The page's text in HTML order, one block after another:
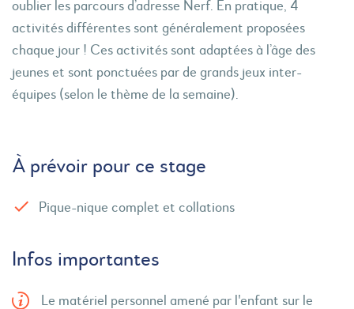
oublier les parcours d’adresse Nerf. En pratique, 4
activités différentes sont généralement proposées
chaque jour ! Ces activités sont adaptées à l’âge des
jeunes et sont ponctuées par de grands jeux inter-
équipes (selon le thème de la semaine).
À prévoir pour ce stage
Pique-nique complet et collations
Infos importantes
Le matériel personnel amené par l'enfant sur le